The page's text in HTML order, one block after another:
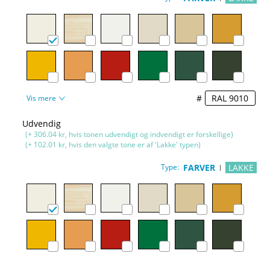
Vis mere #
Udvendig
(+ 306.04 kr, hvis tonen udvendigt og indvendigt er forskellige)
(+ 102.01 kr, hvis den valgte tone er af 'Lakke' typen)
Type: FARVER LAKKE